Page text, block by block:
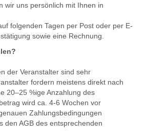
wir uns persönlich mit Ihnen in
folgenden Tagen per Post oder per E-
sowie eine Rechnung.
der Veranstalter sind sehr
fordern meistens direkt nach
20–25 %ige Anzahlung des
wird ca. 4-6 Wochen vor
Zahlungsbedingungen
den AGB des entsprechenden